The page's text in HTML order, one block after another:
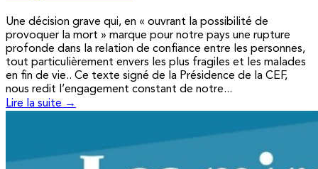
Une décision grave qui, en « ouvrant la possibilité de
provoquer la mort » marque pour notre pays une rupture
profonde dans la relation de confiance entre les personnes,
tout particulièrement envers les plus fragiles et les malades
en fin de vie.. Ce texte signé de la Présidence de la CEF,
nous redit l’engagement constant de notre...
Lire la suite →